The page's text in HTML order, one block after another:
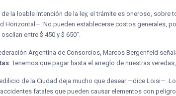
de la loable intención de la ley, el trámite es oneroso, sobre
Horizontal—. No pueden establecerse costos generales,
entre $ 450 y $ 650″.
Argentina de Consorcios, Marcos Bergenfeld
. Tenemos que pagar hasta el arreglo de nuestras
de la Ciudad deja mucho que desear —dice Loisi—.
fatales que pueden causar elementos con